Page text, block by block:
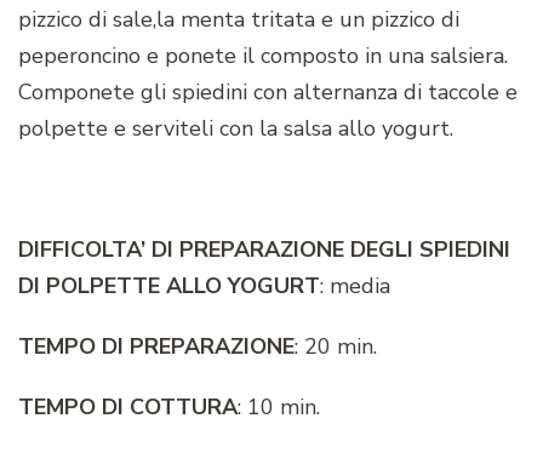
pizzico di sale,la menta tritata e un pizzico di
peperoncino e ponete il composto in una salsiera.
Componete gli spiedini con alternanza di taccole e
polpette e serviteli con la salsa allo yogurt.
DIFFICOLTA’ DI PREPARAZIONE DEGLI SPIEDINI
DI POLPETTE ALLO YOGURT: media
TEMPO DI PREPARAZIONE: 20 min.
TEMPO DI COTTURA: 10 min.